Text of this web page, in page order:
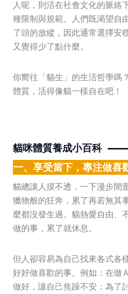
人呢，則活在社會文化的脈絡
種限制與規範。人們既渴望自
了頭的放縱，因此通常選擇安
又覺得少了點什麼。
你嚮往「貓生」的生活哲學嗎
體質，活得像貓一樣自在吧！
貓咪體質養成小百科
一、享受當下，專注做喜
貓總讓人摸不透，一下漫步閒
獵物般的狂奔，累了再若無其
麼都沒發生過。貓熱愛自由、
做的事，累了就休息。
但人卻容易為自己找來各式各
好好做喜歡的事。例如：在做
做好，讓自己焦躁不安；為了